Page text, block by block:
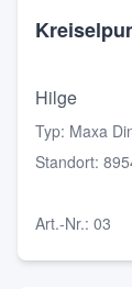
Hilge
Typ: Maxa
Standort:
Art.-Nr.: 03